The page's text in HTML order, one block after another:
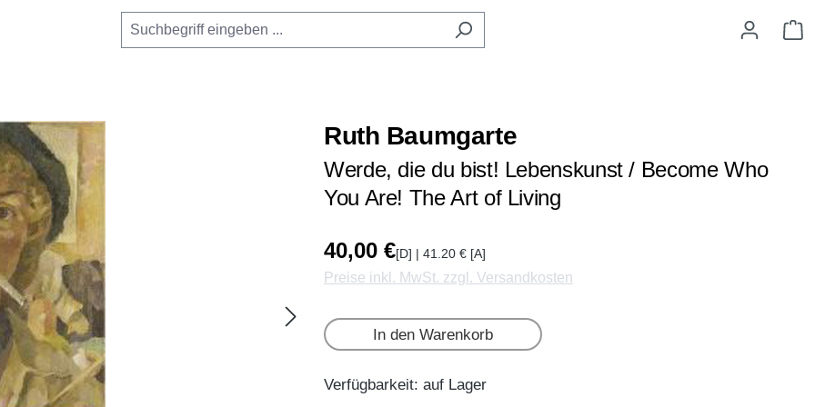
Ruth Baumgarte
Werde, die du bist! Lebenskunst / Become Who
You Are! The Art of Living
40,00 €[D] | 41.20 € [A]
Preise inkl. MwSt. zzgl. Versandkosten
In den Warenkorb
Verfügbarkeit: auf Lager